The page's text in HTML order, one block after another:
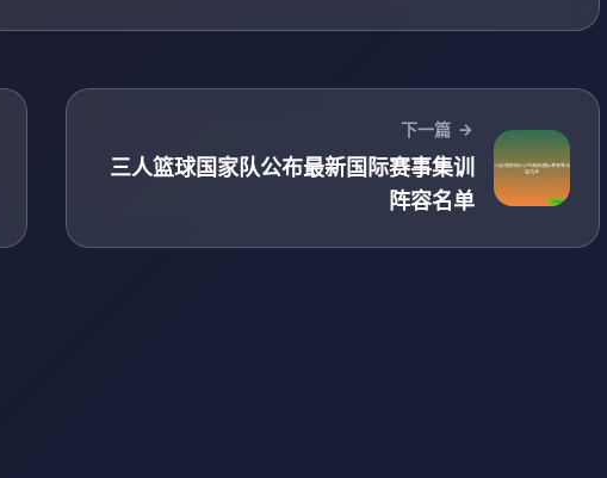
下一篇
三人篮球国家队公布最新国际赛事集训
阵容名单